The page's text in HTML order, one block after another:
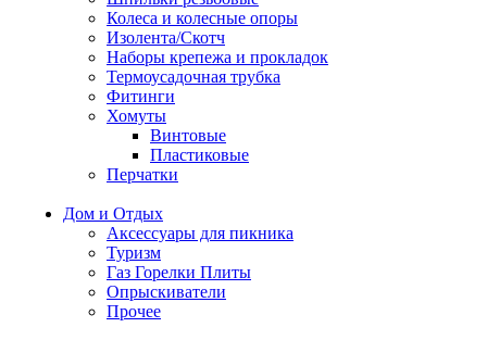
Колеса и колесные опоры
Изолента/Скотч
Наборы крепежа и прокладок
Термоусадочная трубка
Фитинги
Хомуты
Винтовые
Пластиковые
Перчатки
Дом и Отдых
Аксессуары для пикника
Туризм
Газ Горелки Плиты
Опрыскиватели
Прочее